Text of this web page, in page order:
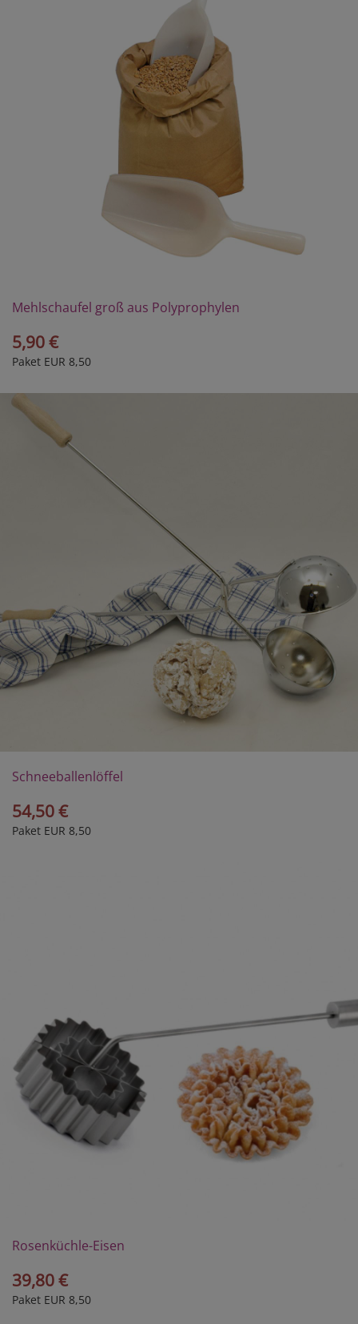
Mehlschaufel groß aus Polyprophylen
5,90 €
Paket EUR 8,50
Schneeballenlöffel
54,50 €
Paket EUR 8,50
Rosenküchle-Eisen
39,80 €
Paket EUR 8,50